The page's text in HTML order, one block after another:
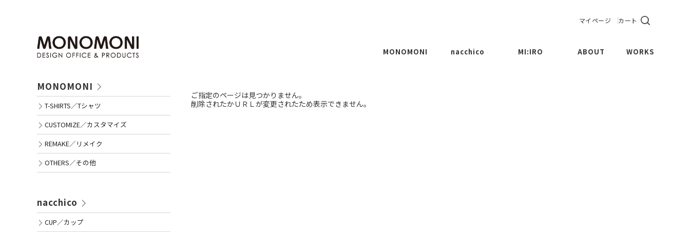
マイページ カート
MONOMONI nacchico MI:IRO ABOUT WORKS
ご指定のページは見つかりません。
削除されたかＵＲＬが変更されたため表示できません。
MONOMONI
T-SHIRTS／Tシャツ
CUSTOMIZE／カスタマイズ
REMAKE／リメイク
OTHERS／その他
nacchico
CUP／カップ